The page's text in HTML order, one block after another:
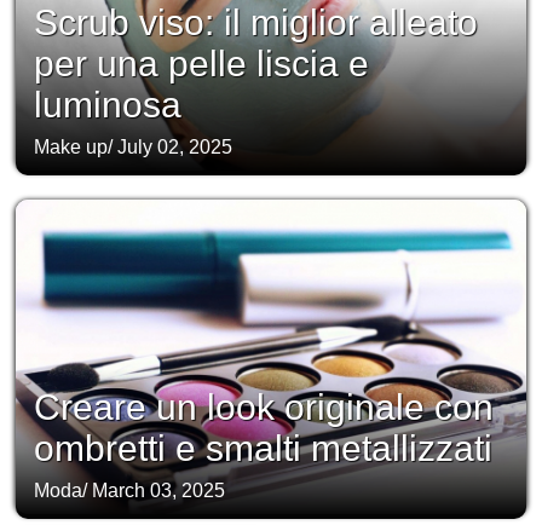
Scrub viso: il miglior alleato
per una pelle liscia e
luminosa
Make up/July 02, 2025
Creare un look originale con
ombretti e smalti metallizzati
Moda/ March 03, 2025